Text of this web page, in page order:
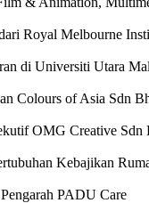
Royal Melbourne
di Universiti Utara
Colours of Asia Sdn
OMG Creative Sdn
Kebajikan
PADU Care